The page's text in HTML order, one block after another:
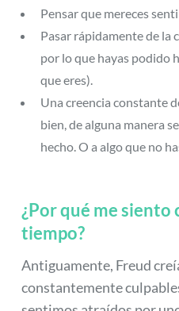
Pensar que mereces
Pasar rápidamente de la
por lo que hayas podido
que eres).
Una creencia constante
bien, de alguna manera
hecho. O a algo que no
¿Por qué me
tiempo?
Antiguamente, Freud
constantemente